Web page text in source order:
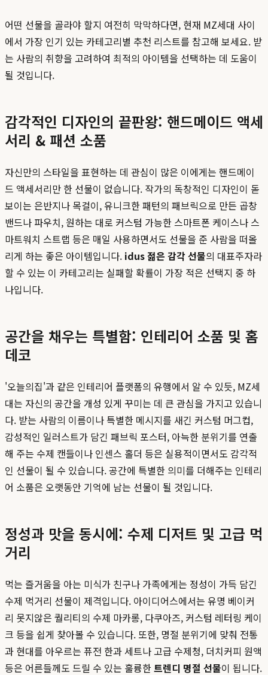
어떤 선물을 골라야 할지 여전히 막막하다면, 현재 MZ세대 사이
에서 가장 인기 있는 카테고리별 추천 리스트를 참고해 보세요. 받
는 사람의 취향을 고려하여 최적의 아이템을 선택하는 데 도움이
될 것입니다.
감각적인 디자인의 끝판왕: 핸드메이드 액세
서리 & 패션 소품
자신만의 스타일을 표현하는 데 관심이 많은 이에게는 핸드메이
드 액세서리만 한 선물이 없습니다. 작가의 독창적인 디자인이 돋
보이는 은반지나 목걸이, 유니크한 패턴의 패브릭으로 만든 곱창
밴드나 파우치, 원하는 대로 커스텀 가능한 스마트폰 케이스나 스
마트워치 스트랩 등은 매일 사용하면서도 선물을 준 사람을 떠올
리게 하는 좋은 아이템입니다. idus 젊은 감각 선물의 대표주자라
할 수 있는 이 카테고리는 실패할 확률이 가장 적은 선택지 중 하
나입니다.
공간을 채우는 특별함: 인테리어 소품 및 홈
데코
'오늘의집'과 같은 인테리어 플랫폼의 유행에서 알 수 있듯, MZ세
대는 자신의 공간을 개성 있게 꾸미는 데 큰 관심을 가지고 있습니
다. 받는 사람의 이름이나 특별한 메시지를 새긴 커스텀 머그컵,
감성적인 일러스트가 담긴 패브릭 포스터, 아늑한 분위기를 연출
해 주는 수제 캔들이나 인센스 홀더 등은 실용적이면서도 감각적
인 선물이 될 수 있습니다. 공간에 특별한 의미를 더해주는 인테리
어 소품은 오랫동안 기억에 남는 선물이 될 것입니다.
정성과 맛을 동시에: 수제 디저트 및 고급 먹
거리
먹는 즐거움을 아는 미식가 친구나 가족에게는 정성이 가득 담긴
수제 먹거리 선물이 제격입니다. 아이디어스에서는 유명 베이커
리 못지않은 퀄리티의 수제 마카롱, 다쿠아즈, 커스텀 레터링 케이
크 등을 쉽게 찾아볼 수 있습니다. 또한, 명절 분위기에 맞춰 전통
과 현대를 아우르는 퓨전 한과 세트나 고급 수제청, 더치커피 원액
등은 어른들께도 드릴 수 있는 훌륭한트렌디 명절 선물이 됩니다.